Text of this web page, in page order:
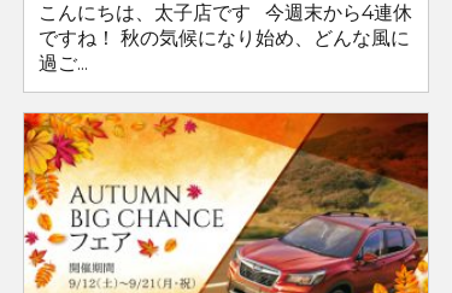
こんにちは、太子店です 今週末から4連休
ですね！ 秋の気候になり始め、どんな風に
過ご...